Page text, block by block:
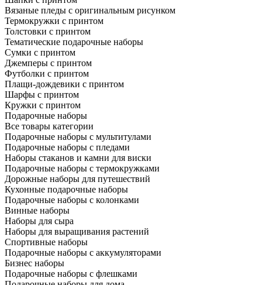
Вязаные пледы с оригинальным рисунком
Термокружки с принтом
Толстовки с принтом
Тематические подарочные наборы
Сумки с принтом
Джемперы с принтом
Футболки с принтом
Плащи-дождевики с принтом
Шарфы с принтом
Кружки с принтом
Подарочные наборы
Все товары категории
Подарочные наборы с мультитулами
Подарочные наборы с пледами
Наборы стаканов и камни для виски
Подарочные наборы с термокружками
Дорожные наборы для путешествий
Кухонные подарочные наборы
Подарочные наборы с колонками
Винные наборы
Наборы для сыра
Наборы для выращивания растений
Спортивные наборы
Подарочные наборы с аккумуляторами
Бизнес наборы
Подарочные наборы с флешками